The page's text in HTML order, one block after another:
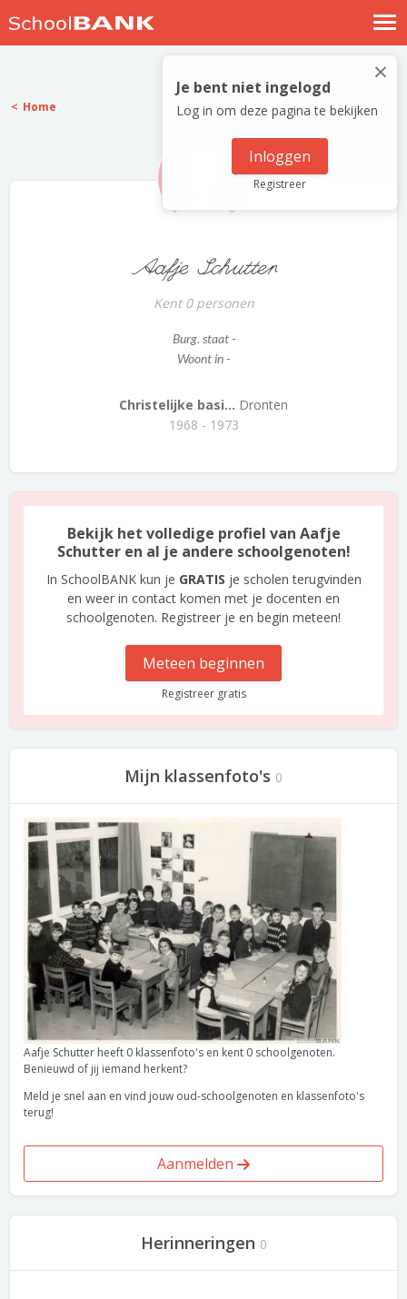
Nostalgische verhalen
Log in
Meld je gratis aan
×
Je bent niet ingelogd
Log in om deze pagina te bekijken
Inloggen
Registreer
Home
Aafje Schutter
Kent 0 personen
Burg. staat -
Woont in -
Christelijke basi... Dronten
1968 - 1973
Bekijk het volledige profiel van Aafje
Schutter en al je andere schoolgenoten!
In SchoolBANK kun je GRATIS je scholen terugvinden
en weer in contact komen met je docenten en
schoolgenoten. Registreer je en begin meteen!
Meteen beginnen
Registreer gratis
Mijn klassenfoto's 0
Aafje Schutter heeft 0 klassenfoto's en kent 0 schoolgenoten.
Benieuwd of jij iemand herkent?
Meld je snel aan en vind jouw oud-schoolgenoten en klassenfoto's
terug!
Aanmelden
Herinneringen 0